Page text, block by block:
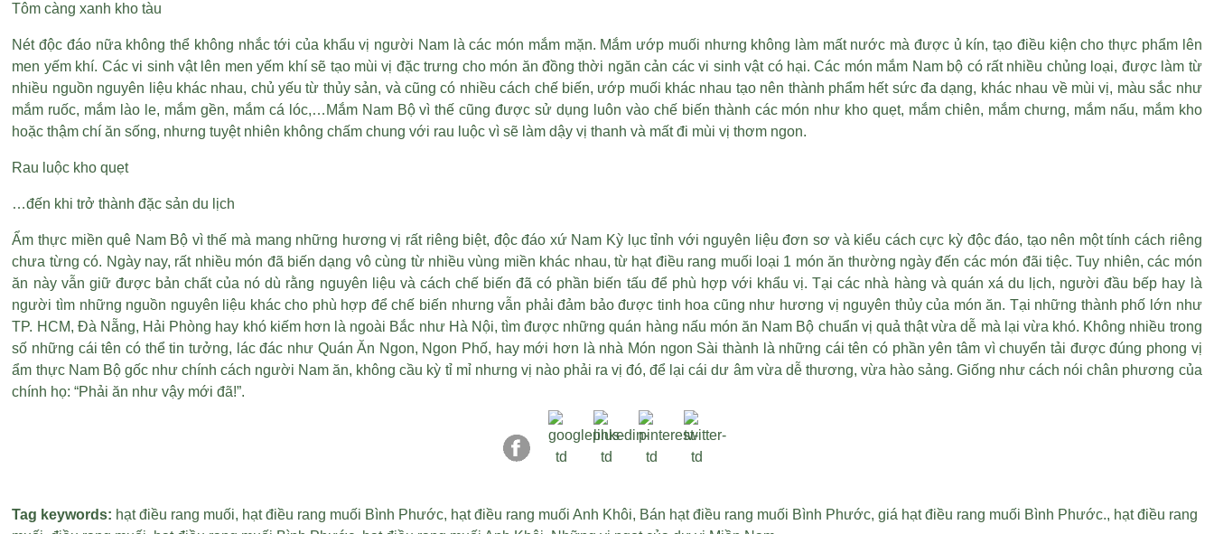
Tôm càng xanh kho tàu
Nét độc đáo nữa không thể không nhắc tới của khẩu vị người Nam là các món mắm mặn. Mắm ướp muối nhưng không làm mất nước mà được ủ kín, tạo điều kiện cho thực phẩm lên
men yếm khí. Các vi sinh vật lên men yếm khí sẽ tạo mùi vị đặc trưng cho món ăn đồng thời ngăn cản các vi sinh vật có hại. Các món mắm Nam bộ có rất nhiều chủng loại, được làm từ
nhiều nguồn nguyên liệu khác nhau, chủ yếu từ thủy sản, và cũng có nhiều cách chế biến, ướp muối khác nhau tạo nên thành phẩm hết sức đa dạng, khác nhau về mùi vị, màu sắc như
mắm ruốc, mắm lào le, mắm gền, mắm cá lóc,…Mắm Nam Bộ vì thế cũng được sử dụng luôn vào chế biến thành các món như kho quẹt, mắm chiên, mắm chưng, mắm nấu, mắm kho
hoặc thậm chí ăn sống, nhưng tuyệt nhiên không chấm chung với rau luộc vì sẽ làm dậy vị thanh và mất đi mùi vị thơm ngon.
Rau luộc kho quẹt
…đến khi trở thành đặc sản du lịch
Ẩm thực miền quê Nam Bộ vì thế mà mang những hương vị rất riêng biệt, độc đáo xứ Nam Kỳ lục tỉnh với nguyên liệu đơn sơ và kiểu cách cực kỳ độc đáo, tạo nên một tính cách riêng
chưa từng có. Ngày nay, rất nhiều món đã biến dạng vô cùng từ nhiều vùng miền khác nhau, từ hạt điều rang muối loại 1 món ăn thường ngày đến các món đãi tiệc. Tuy nhiên, các món
ăn này vẫn giữ được bản chất của nó dù rằng nguyên liệu và cách chế biến đã có phần biến tấu để phù hợp với khẩu vị. Tại các nhà hàng và quán xá du lịch, người đầu bếp hay là
người tìm những nguồn nguyên liệu khác cho phù hợp để chế biến nhưng vẫn phải đảm bảo được tinh hoa cũng như hương vị nguyên thủy của món ăn. Tại những thành phố lớn như
TP. HCM, Đà Nẵng, Hải Phòng hay khó kiếm hơn là ngoài Bắc như Hà Nội, tìm được những quán hàng nấu món ăn Nam Bộ chuẩn vị quả thật vừa dễ mà lại vừa khó. Không nhiều trong
số những cái tên có thể tin tưởng, lác đác như Quán Ăn Ngon, Ngon Phố, hay mới hơn là nhà Món ngon Sài thành là những cái tên có phần yên tâm vì chuyển tải được đúng phong vị
ẩm thực Nam Bộ gốc như chính cách người Nam ăn, không cầu kỳ tỉ mỉ nhưng vị nào phải ra vị đó, để lại cái dư âm vừa dễ thương, vừa hào sảng. Giống như cách nói chân phương của
chính họ: “Phải ăn như vậy mới đã!”.
Tag keywords: hạt điều rang muối, hạt điều rang muối Bình Phước, hạt điều rang muối Anh Khôi, Bán hạt điều rang muối Bình Phước,giá hạt điều rang muối Bình Phước., hạt điều rang